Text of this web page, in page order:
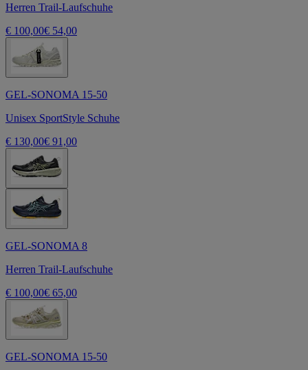
Herren Trail-Laufschuhe
€ 100,00€ 54,00
GEL-SONOMA 15-50
Unisex SportStyle Schuhe
€ 130,00€ 91,00
GEL-SONOMA 8
Herren Trail-Laufschuhe
€ 100,00€ 65,00
GEL-SONOMA 15-50